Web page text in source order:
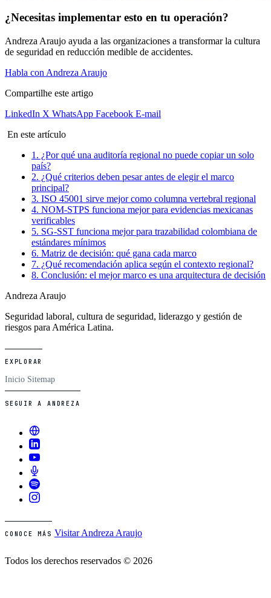
¿Necesitas implementar esto en tu operación?
Andreza Araujo ayuda a las organizaciones a transformar la cultura
de seguridad en reducción medible de accidentes.
Habla con Andreza Araujo
Compartilhe este artigo
LinkedIn X WhatsApp Facebook E-mail
En este artículo
1. ¿Por qué una auditoría regional no puede copiar un solo
país?
2. ¿Qué criterios deben pesar antes de elegir el marco
principal?
3. ISO 45001 sirve mejor como columna vertebral regional
4. NOM-STPS funciona mejor para evidencias mexicanas
verificables
5. SG-SST funciona mejor para trazabilidad colombiana de
estándares mínimos
6. Matriz de decisión: qué gana cada marco
7. ¿Qué recomendación aplica según el contexto regional?
8. Conclusión: el mejor marco es una arquitectura de decisión
Andreza Araujo
Seguridad laboral, cultura de seguridad, liderazgo y gestión de
riesgos para América Latina.
EXPLORAR
Inicio Sitemap
SEGUIR A ANDREZA
CONOCE MÁS Visitar Andreza Araujo
Todos los derechos reservados © 2026